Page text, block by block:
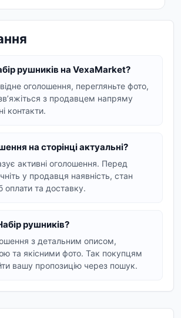
класика для ванної
зі 100% бавовни,
максимальний комфорт і
відчуттів.
ви знайдете набори різної
від компактних комплектів з 3
лотів з 36 або 80 рушників.
банних рушників. Це дозволяє
варіант як для
так і для
готелів, салонів краси чи
наборів рушників у Vexa
єдиний стиль та розмір
покупка комплектом часто
рушників на VexaMarket?
оголошення, перегляньте фото,
з продавцем напряму
контакти.
на сторінці актуальні?
активні оголошення. Перед
у продавця наявність, стан
оплати та доставку.
рушників?
з детальним описом,
та якісними фото. Так покупцям
вашу пропозицію через пошук.